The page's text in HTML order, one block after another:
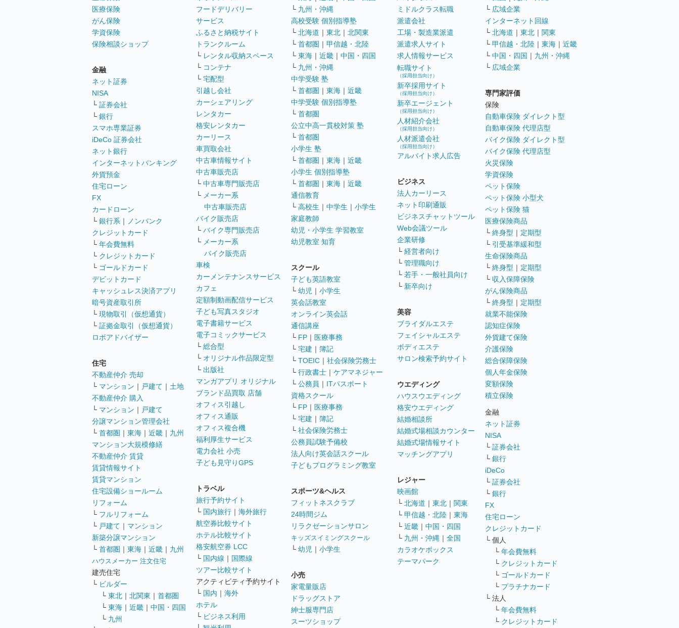
医療保険
がん保険
学資保険
保険相談ショップ
金融
ネット証券
NISA
└ 証券会社
└ 銀行
スマホ専業証券
iDeCo 証券会社
ネット銀行
インターネットバンキング
外貨預金
住宅ローン
FX
カードローン
└ 銀行系 ｜
ノンバンク
クレジットカード
└ 年会費無料
└ クレジットカード
└ ゴールドカード
デビットカード
キャッシュレス決済アプリ
暗号資産取引所
└ 現物取引（仮想通貨）
└ 証拠金取引（仮想通貨）
ロボアドバイザー
住宅
不動産仲介 売却
└ マンション ｜ 戸建て ｜ 土地
不動産仲介 購入
└ マンション ｜ 戸建て
分譲マンション管理会社
└ 首都圏 ｜ 東海 ｜ 近畿 ｜ 九州
マンション大規模修繕
不動産仲介 賃貸
賃貸情報サイト
賃貸マンション
住宅設備ショールーム
リフォーム
└ フルリフォーム
└ 戸建て ｜ マンション
新築分譲マンション
└ 首都圏 ｜ 東海 ｜ 近畿 ｜ 九州
ハウスメーカー 注文住宅
建売住宅
└ ビルダー
└ 東北 ｜ 北関東 ｜ 首都圏
└ 東海 ｜ 近畿 ｜ 中国・四国
└ 九州
フードデリバリー
サービス
ふるさと納税サイト
トランクルーム
└ レンタル収納スペース
└ コンテナ
└ 宅配型
引越し会社
カーシェアリング
レンタカー
格安レンタカー
カーリース
車買取会社
中古車情報サイト
中古車販売店
└ 中古車専門販売店
└ メーカー系
中古車販売店
バイク販売店
└ バイク専門販売店
└ メーカー系
バイク販売店
車検
カーメンテナンスサービス
カフェ
定額制動画配信サービス
子ども写真スタジオ
電子書籍サービス
電子コミックサービス
└ 総合型
└ オリジナル作品限定型
└ 出版社
マンガアプリ オリジナル
ブランド品買取 店舗
オフィス引越し
オフィス通販
オフィス複合機
福利厚生サービス
電力会社 小売
子ども見守りGPS
トラベル
旅行予約サイト
└ 国内旅行 ｜ 海外旅行
航空券比較サイト
ホテル比較サイト
格安航空券 LCC
└ 国内線 ｜ 国際線
ツアー比較サイト
アクティビティ予約サイト
└ 国内 ｜ 海外
ホテル
└ ビジネス利用
└ 九州・沖縄
高校受験 個別指導塾
└ 北海道 ｜ 東北 ｜ 北関東
└ 首都圏 ｜ 甲信越・北陸
└ 東海 ｜ 近畿 ｜ 中国・四国
└ 九州・沖縄
中学受験 塾
└ 首都圏 ｜ 東海 ｜ 近畿
中学受験 個別指導塾
└ 首都圏
公立中高一貫校対策 塾
└ 首都圏
小学生 塾
└ 首都圏 ｜ 東海 ｜ 近畿
小学生 個別指導塾
└ 首都圏 ｜ 東海 ｜ 近畿
通信教育
└ 高校生 ｜ 中学生 ｜ 小学生
家庭教師
幼児・小学生 学習教室
幼児教室 知育
スクール
子ども英語教室
└ 幼児 ｜ 小学生
英会話教室
オンライン英会話
通信講座
└ FP ｜ 医療事務
└ 宅建 ｜ 簿記
└ TOEIC ｜ 社会保険労務士
└ 行政書士 ｜ ケアマネジャー
└ 公務員 ｜ ITパスポート
資格スクール
└ FP ｜ 医療事務
└ 宅建 ｜ 簿記
└ 社会保険労務士
公務員試験予備校
法人向け英会話スクール
子どもプログラミング教室
スポーツ&ヘルス
フィットネスクラブ
24時間ジム
リラクゼーションサロン
キッズスイミングスクール
└ 幼児 ｜ 小学生
小売
家電量販店
ドラッグストア
紳士服専門店
スーツショップ
ミドルクラス転職
派遣会社
工場・製造業派遣
派遣求人サイト
求人情報サービス
転職サイト
（採用担当向け）
新卒採用サイト
（採用担当向け）
新卒エージェント
（採用担当向け）
人材紹介会社
（採用担当向け）
人材派遣会社
（採用担当向け）
アルバイト求人広告
ビジネス
法人カーリース
ネット印刷通販
ビジネスチャットツール
Web会議ツール
企業研修
└ 経営者向け
└ 管理職向け
└ 若手・一般社員向け
└ 新卒向け
美容
ブライダルエステ
フェイシャルエステ
ボディエステ
サロン検索予約サイト
ウエディング
ハウスウエディング
格安ウエディング
結婚相談所
結婚式場相談カウンター
結婚式場情報サイト
マッチングアプリ
レジャー
映画館
└ 北海道 ｜ 東北 ｜ 関東
└ 甲信越・北陸 ｜ 東海
└ 近畿 ｜ 中国・四国
└ 九州・沖縄 ｜ 全国
カラオケボックス
テーマパーク
└ 広域企業
インターネット回線
└ 北海道 ｜ 東北 ｜ 関東
└ 甲信越・北陸 ｜ 東海 ｜ 近畿
└ 中国・四国 ｜ 九州・沖縄
└ 広域企業
専門家評価
保険
自動車保険 ダイレクト型
自動車保険 代理店型
バイク保険 ダイレクト型
バイク保険 代理店型
火災保険
学資保険
ペット保険
ペット保険 小型犬
ペット保険 猫
医療保険商品
└ 終身型 ｜ 定期型
└ 引受基準緩和型
生命保険商品
└ 終身型 ｜ 定期型
└ 収入保障保険
がん保険商品
└ 終身型 ｜ 定期型
就業不能保険
認知症保険
外貨建て保険
介護保険
総合保障保険
個人年金保険
変額保険
積立保険
金融
ネット証券
NISA
└ 証券会社
└ 銀行
iDeCo
└ 証券会社
└ 銀行
FX
住宅ローン
クレジットカード
└ 個人
└ 年会費無料
└ クレジットカード
└ ゴールドカード
└ プラチナカード
└ 法人
└ 年会費無料
└ クレジットカード